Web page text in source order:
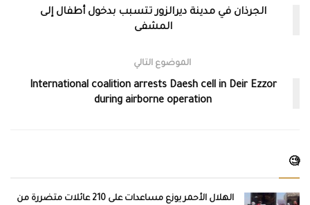
الجرذان في مدينة ديرالزور تتسبب بدخول أطفال إلى
المشفى
الموضوع التالي
International coalition arrests Daesh cell in Deir Ezzor
during airborne operation
🧐
الهلال الأحمر يوزع مساعدات على 210 عائلات متضررة من